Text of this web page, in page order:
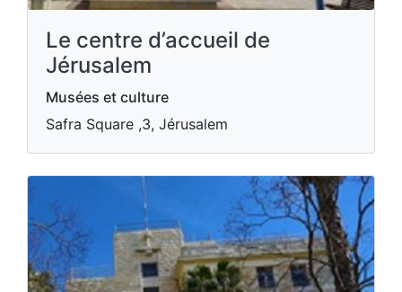
Le centre d’accueil de
Jérusalem
Musées et culture
Safra Square ,3, Jérusalem